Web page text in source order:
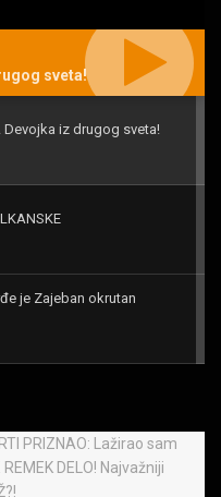
sveta!
Devojka iz drugog sveta!
je Zajeban okrutan